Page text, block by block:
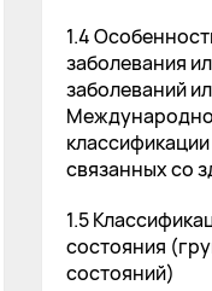
1.4
заболевания
заболеваний
связанных со
1.5
состояния
состояний)